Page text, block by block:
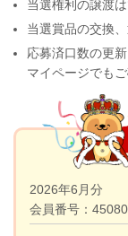
当選権利の譲渡は
当選賞品の交換
応募済口数の更
マイページでも
2026年6月分
会員番号：45080